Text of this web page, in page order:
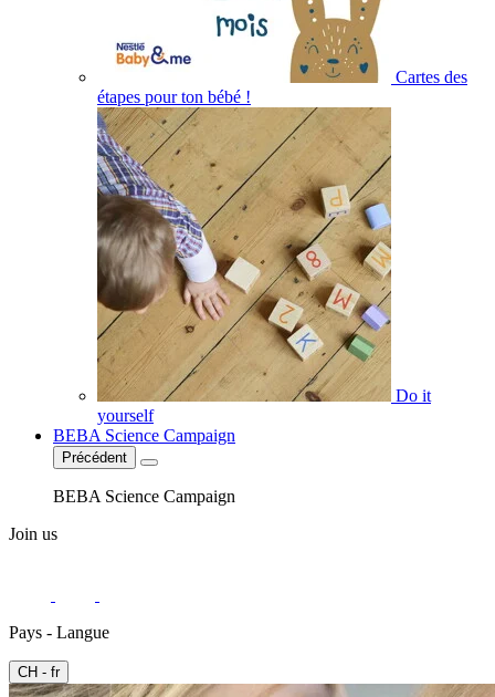
Cartes des
étapes pour ton bébé !
Do it
yourself
BEBA Science Campaign
Précédent
BEBA Science Campaign
Join us
Pays - Langue
CH - fr